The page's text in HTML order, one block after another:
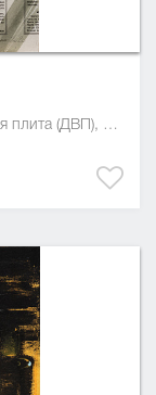
40 x 30 см, бумага, древесно-волокнистая плита (ДВП), бумага, лак, масляная краска